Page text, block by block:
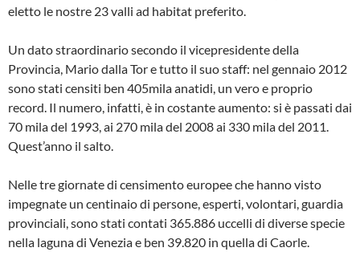
eletto le nostre 23 valli ad habitat preferito.
Un dato straordinario secondo il vicepresidente della
Provincia, Mario dalla Tor e tutto il suo staff: nel gennaio 2012
sono stati censiti ben 405mila anatidi, un vero e proprio
record. Il numero, infatti, è in costante aumento: si è passati dai
70 mila del 1993, ai 270 mila del 2008 ai 330 mila del 2011.
Quest’anno il salto.
Nelle tre giornate di censimento europee che hanno visto
impegnate un centinaio di persone, esperti, volontari, guardia
provinciali, sono stati contati 365.886 uccelli di diverse specie
nella laguna di Venezia e ben 39.820 in quella di Caorle.